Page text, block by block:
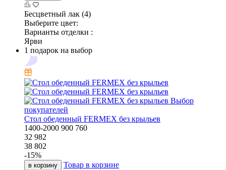
Бесцветный лак (4)
Выберите цвет:
Варианты отделки :
Ярви
1 подарок на выбор
Выбор
покупателей
Стол обеденный FERMEX без крыльев
1400-2000 900 760
32 982
38 802
-15%
в корзину Товар в корзине